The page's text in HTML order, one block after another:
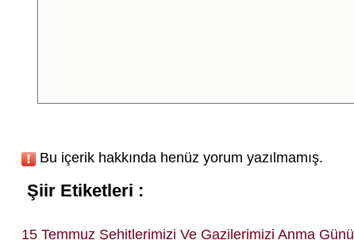
Bu içerik hakkında henüz yorum yazılmamış.
Şiir Etiketleri :
15 Temmuz Şehitlerimizi Ve Gazilerimizi Anma Günü